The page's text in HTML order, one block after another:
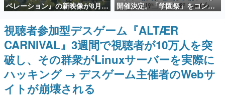
ど。多くの人々に読まれた、電ファミ渾身の“殿堂入り”記
事をまとめました。
ゲームの企画書
名作ゲームクリエイターの方々に製作時のエピソードをお
聞きし、ヒットする企画（ゲーム）とは何か？を探ってい
きます。
赫本
この物語を解いてはいけない。『赫本』は、〈試験問題〉
の形をした短編ホラー小説集です。
ベレーション』の新映像が8月
26日早朝に公開へ。『FF7』リ
メイクシリーズの完結編、
「gamescom」のオープニング
ナイトライブにてディレクター
の浜口直樹氏が登壇する予定
開催決定。「学園祭」をコンセ
プトに、模擬店やセツやSQ、ラ
キオたちが学祭バンドを楽しむ
様子を切り取った新グッズが展
開
視聴者参加型デスゲーム『ALTÆR
CARNIVAL』3週間で視聴者が10万人を突
破し、その群衆がLinuxサーバーを実際に
ハッキング → デスゲーム主催者のWebサ
イトが崩壊される